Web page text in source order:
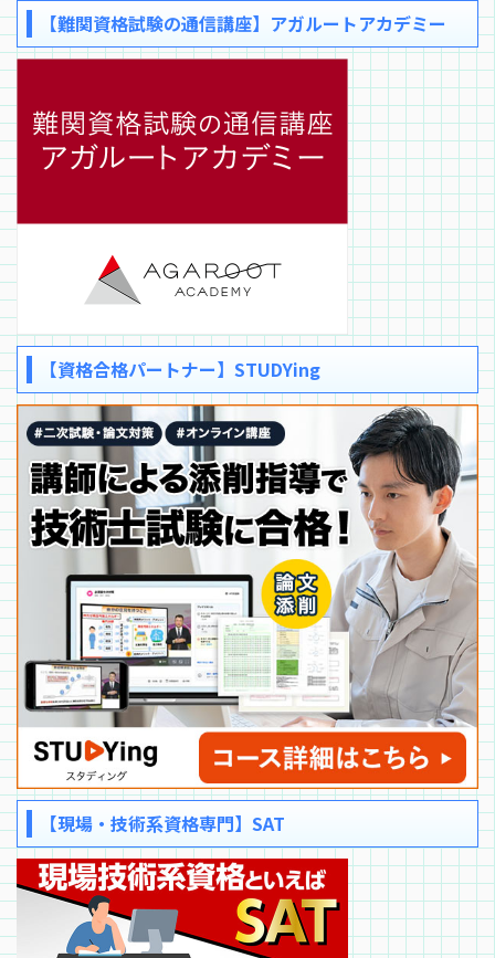
【難関資格試験の通信講座】アガルートアカデミー
【資格合格パートナー】STUDYing
【現場・技術系資格専門】SAT